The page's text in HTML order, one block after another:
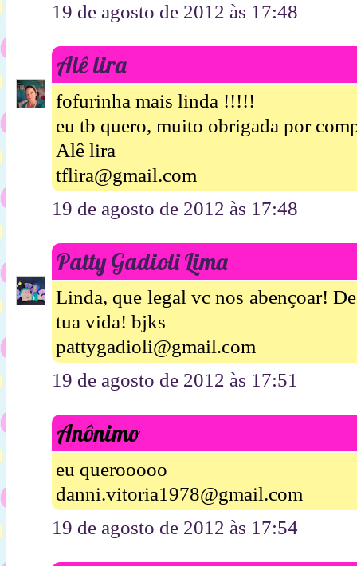
19 de agosto de 2012 às 17:48
Alê lira
fofurinha mais linda !!!!!
eu tb quero, muito obrigada por
Alê lira
tflira@gmail.com
19 de agosto de 2012 às 17:48
Patty Gadioli Lima
Linda, que legal vc nos abençoar!
tua vida! bjks
pattygadioli@gmail.com
19 de agosto de 2012 às 17:51
Anônimo
eu querooooo
danni.vitoria1978@gmail.com
19 de agosto de 2012 às 17:54